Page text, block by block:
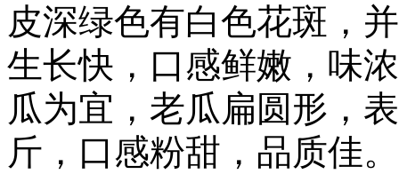
皮深绿色有白色花斑，
生长快，口感鲜嫩，味
瓜为宜，老瓜扁圆形，
斤，口感粉甜，品质佳。